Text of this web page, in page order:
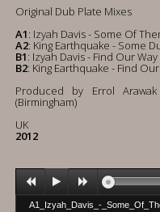
Original Dub Plate Mixes
A1: Izyah Davis - Some Of
A2: King Earthquake - Some
B1: Izyah Davis - Find Our
B2: King Earthquake - Find
Produced by Errol
(Birmingham)
UK
2012
A1_Izyah_Davis_-